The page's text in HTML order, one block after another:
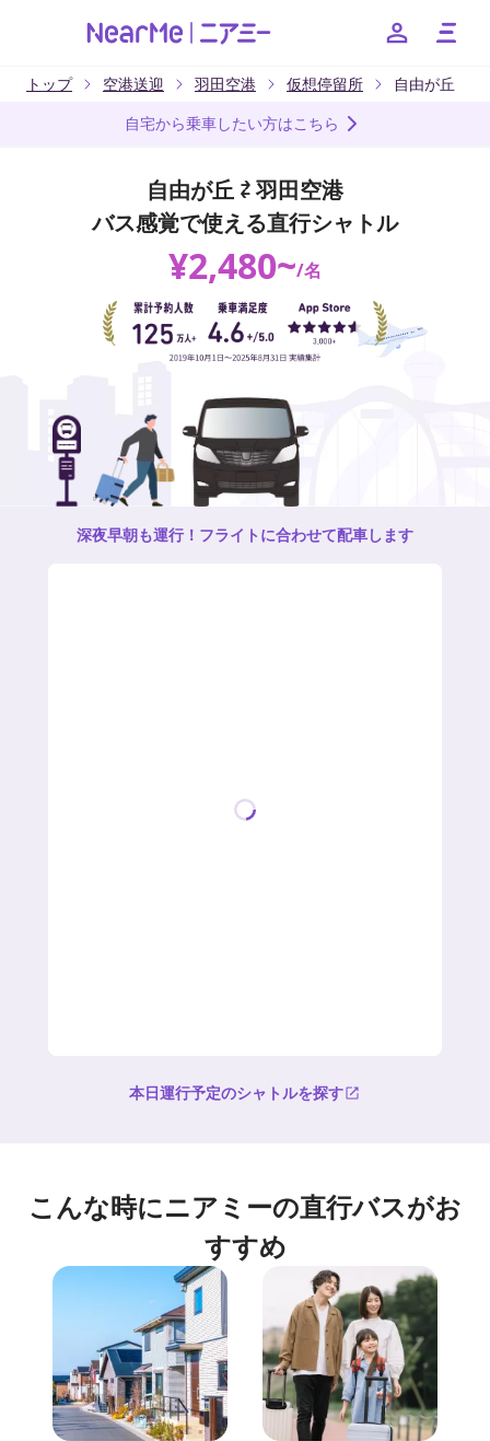
友だちに追加
English 簡体中文 繁体中文 한국어
トップ 空港送迎 羽田空港 仮想停留所 自由が丘
自宅から乗車したい方はこちら
自由が丘 ⇄ 羽田空港
バス感覚で使える直行シャトル
¥2,480~/名
深夜早朝も運行！フライトに合わせて配車します
本日運行予定のシャトルを探す
こんな時にニアミーの直行バスがお
すすめ